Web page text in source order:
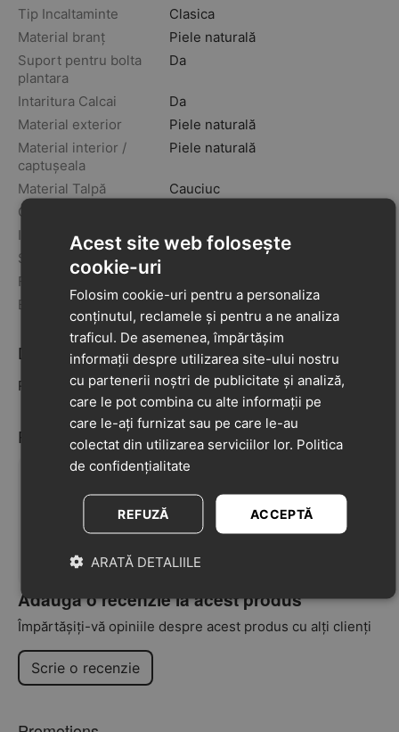
Tip Incaltaminte
Clasica
Material branț
Piele naturală
Suport pentru bolta
plantara
Da
Intaritura Calcai
Da
Material exterior
Piele naturală
Material interior /
captușeala
Piele naturală
Material Talpă
Cauciuc
Grosimea tălpii
Inchidere
Velcro
Sezon
Fabricat în
Brand
D.D. Step
Descriere
Recomandat pentru picioare normale/late
Recenzii
Nu au fost găsite recenzii
Adaugă o recenzie la acest produs
Împărtășiți-vă opiniile despre acest produs cu alți clienți
Scrie o recenzie
Acest site web folosește
cookie-uri
Folosim cookie-uri pentru a personaliza
conținutul, reclamele și pentru a ne analiza
traficul. De asemenea, împărtășim
informații despre utilizarea site-ului nostru
cu partenerii noștri de publicitate și analiză,
care le pot combina cu alte informații pe
care le-ați furnizat sau pe care le-au
colectat din utilizarea serviciilor lor. Politica
de confidențialitate
ACCEPTĂ
REFUZĂ
ARATĂ DETALIILE